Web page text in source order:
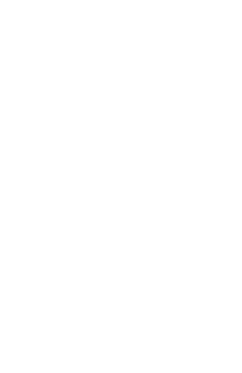
de uma Rede.
através de uma
do Serviço lhe
ou utilizá-los em mais do
cada um desses
os Serviços de
agregado familiar
a uma única PE.
TERMOS DE